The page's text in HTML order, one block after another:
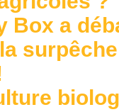
Box a